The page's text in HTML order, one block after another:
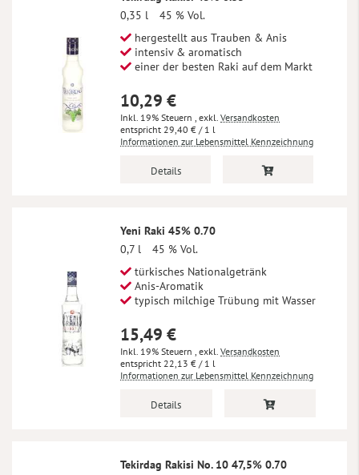
0,35 l
45 % Vol.
hergestellt aus Trauben & Anis
intensiv & aromatisch
einer der besten Raki auf dem Markt
10,29 €
Inkl. 19% Steuern , exkl. Versandkosten
29,40 € / 1 l
Informationen zur Lebensmittel Kennzeichnung
Details
Yeni Raki 45% 0.70
0,7 l
45 % Vol.
türkisches Nationalgetränk
Anis-Aromatik
typisch milchige Trübung mit Wasser
15,49 €
Inkl. 19% Steuern , exkl. Versandkosten
22,13 € / 1 l
Informationen zur Lebensmittel Kennzeichnung
Details
Tekirdag Rakisi No. 10 47,5% 0.70